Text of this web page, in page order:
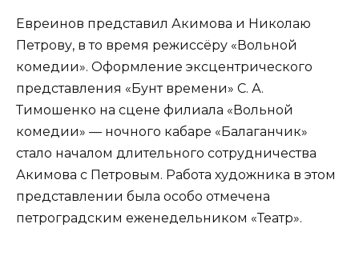
Евреинов представил Акимова и Николаю
Петрову, в то время режиссёру «Вольной
комедии». Оформление эксцентрического
представления «Бунт времени» С. А.
Тимошенко на сцене филиала «Вольной
комедии» — ночного кабаре «Балаганчик»
стало началом длительного сотрудничества
Акимова с Петровым. Работа художника в этом
представлении была особо отмечена
петроградским еженедельником «Театр».